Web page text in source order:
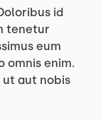
id
tenetur
eum
omnis enim.
ut aut nobis